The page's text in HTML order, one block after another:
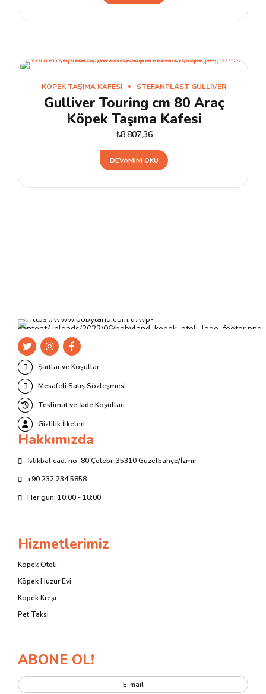
KÖPEK TAŞIMA KAFESI STEFANPLAST GULLIVER
Gulliver Touring cm 80 Araç
Köpek Taşıma Kafesi
₺8.807,36
DEVAMINI OKU
Şartlar ve Koşullar
Mesafeli Satış Sözleşmesi
Teslimat ve İade Koşulları
Gizlilik İlkeleri
Hakkımızda
İstikbal cad. no :80 Çelebi, 35310 Güzelbahçe/İzmir
+90 232 234 5858
Her gün: 10:00 - 18:00
Hizmetlerimiz
Köpek Oteli
Köpek Huzur Evi
Köpek Kreşi
Pet Taksi
ABONE OL!